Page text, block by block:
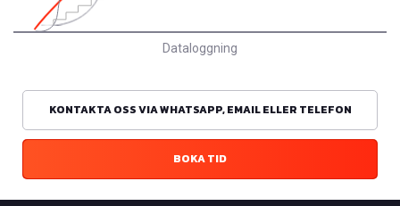
Dataloggning
KONTAKTA OSS VIA WHATSAPP, EMAIL ELLER TELEFON
BOKA TID